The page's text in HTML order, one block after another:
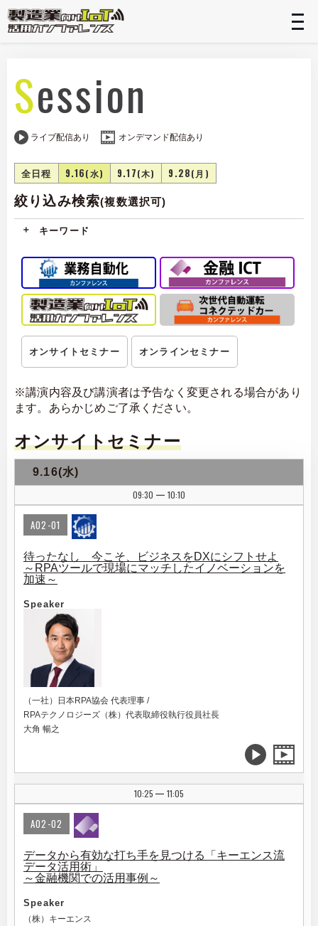
Session
全日程 9.16(水) 9.17(木) 9.28(月)
ライブ配信あり オンデマンド配信あり
絞り込み検索(複数選択可)
キーワード
オンサイトセミナー オンラインセミナー
※講演内容及び講演者は予告なく変更される場合があり
ます。あらかじめご了承ください。
オンサイトセミナー
9.16(水)
09:30
| 10:10
A02-01
待ったなし 今こそ、ビジネスをDXにシフトせよ
～RPAツールで現場にマッチしたイノベーションを
加速～
Speaker
（一社）日本RPA協会 代表理事 /
RPAテクノロジーズ（株）代表取締役執行役員社長
大角 暢之
10:25 | 11:05
A02-02
データから有効な打ち手を見つける「キーエンス流
データ活用術」
～金融機関での活用事例～
Speaker
（株）キーエンス